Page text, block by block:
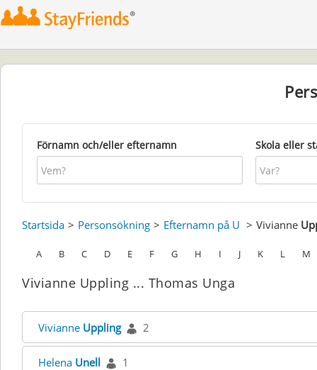
Förnamn och/eller efternamn Skola eller
Startsida Personsökning Efternamn på U Vivianne
A B C D E F G H I J K L M
Vivianne Uppling ... Thomas Unga
Vivianne Uppling 2
Helena Unell 1